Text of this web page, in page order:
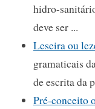
hidro-
deve ser ...
Leseira ou
gramaticais
de escrita da
Pré-conceito